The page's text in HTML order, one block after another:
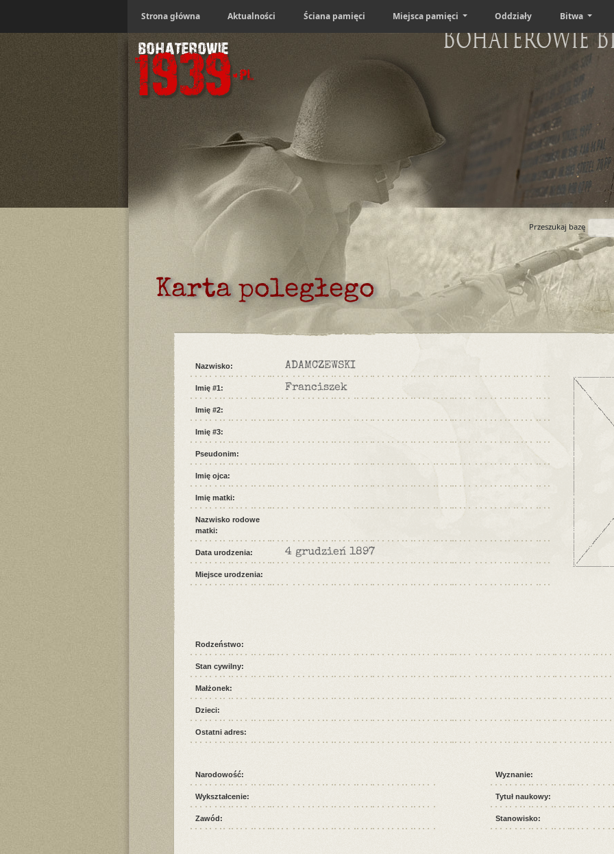
Strona główna Aktualności Ściana pamięci Miejsca pamięci Oddziały Bitwa
Bohaterowie
Przeszukaj bazę
Karta poległego
Nazwisko: ADAMCZEWSKI
Imię #1: Franciszek
Imię #2:
Imię #3:
Pseudonim:
Imię ojca:
Imię matki:
Nazwisko rodowe
matki:
Data urodzenia: 4 grudzień 1897
Miejsce urodzenia:
Rodzeństwo:
Stan cywilny:
Małżonek:
Dzieci:
Ostatni adres:
Narodowość:
Wykształcenie:
Zawód:
Wyznanie:
Tytuł naukowy:
Stanowisko: